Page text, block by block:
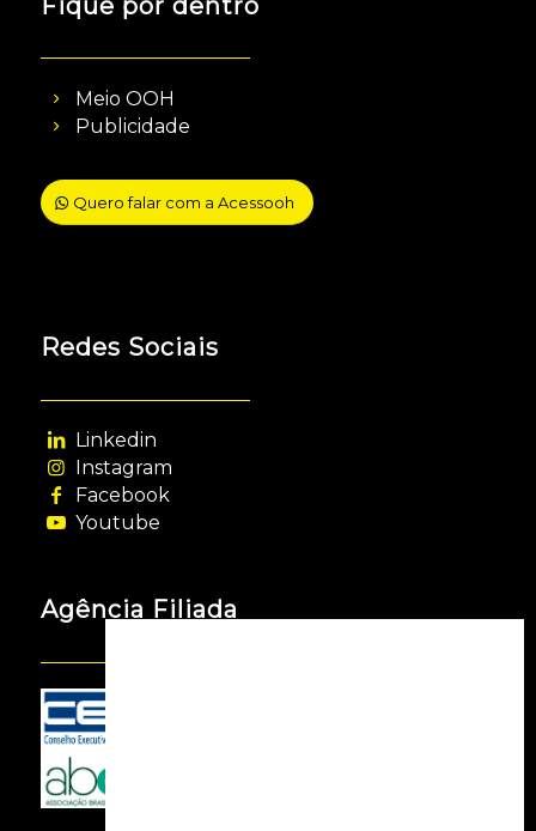
Meio OOH
Publicidade
Quero falar com a Acessooh
Redes Sociais
Linkedin
Instagram
Facebook
Youtube
Agência Filiada